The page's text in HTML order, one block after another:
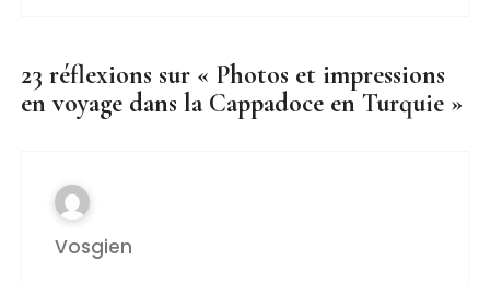
23 réflexions sur « Photos et impressions
en voyage dans la Cappadoce en Turquie »
Vosgien